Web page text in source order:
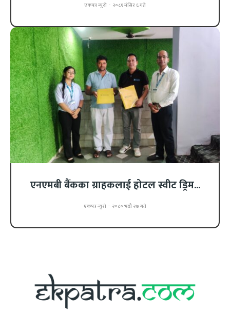
एकपत्र ब्युरो - २०८१ मंसिर ६ गते
एनएमबी बैंकका ग्राहकलाई होटल स्वीट ड्रिम...
एकपत्र ब्युरो - २०८० भदौ २७ गते